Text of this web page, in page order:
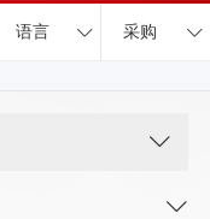
语言 采购